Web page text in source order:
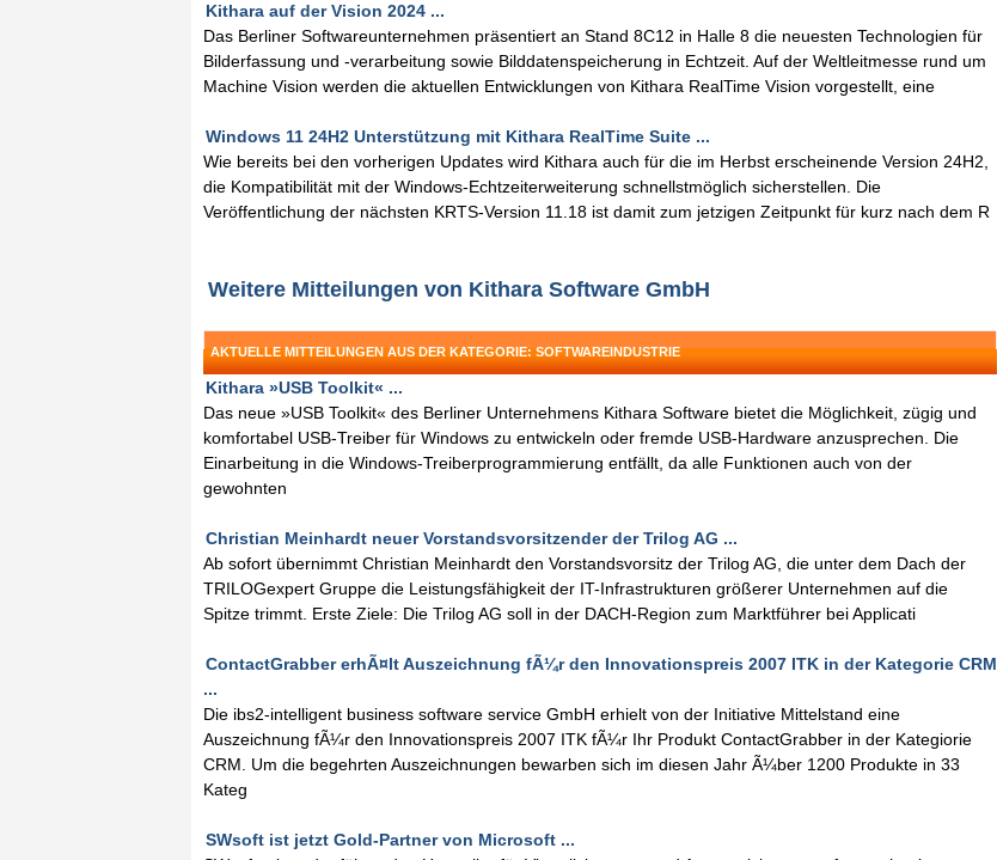
Kithara auf der Vision 2024 ...
Das Berliner Softwareunternehmen präsentiert an Stand 8C12 in Halle 8 die neuesten Technologien für
Bilderfassung und -verarbeitung sowie Bilddatenspeicherung in Echtzeit. Auf der Weltleitmesse rund um
Machine Vision werden die aktuellen Entwicklungen von Kithara RealTime Vision vorgestellt, eine
Windows 11 24H2 Unterstützung mit Kithara RealTime Suite ...
Wie bereits bei den vorherigen Updates wird Kithara auch für die im Herbst erscheinende Version 24H2,
die Kompatibilität mit der Windows-Echtzeiterweiterung schnellstmöglich sicherstellen. Die
Veröffentlichung der nächsten KRTS-Version 11.18 ist damit zum jetzigen Zeitpunkt für kurz nach dem R
Weitere Mitteilungen von Kithara Software GmbH
AKTUELLE MITTEILUNGEN AUS DER KATEGORIE: SOFTWAREINDUSTRIE
Kithara »USB Toolkit« ...
Das neue »USB Toolkit« des Berliner Unternehmens Kithara Software bietet die Möglichkeit, zügig und
komfortabel USB-Treiber für Windows zu entwickeln oder fremde USB-Hardware anzusprechen. Die
Einarbeitung in die Windows-Treiberprogrammierung entfällt, da alle Funktionen auch von der
gewohnten
Christian Meinhardt neuer Vorstandsvorsitzender der Trilog AG ...
Ab sofort übernimmt Christian Meinhardt den Vorstandsvorsitz der Trilog AG, die unter dem Dach der
TRILOGexpert Gruppe die Leistungsfähigkeit der IT-Infrastrukturen größerer Unternehmen auf die
Spitze trimmt. Erste Ziele: Die Trilog AG soll in der DACH-Region zum Marktführer bei Applicati
ContactGrabber erhÃ¤lt Auszeichnung fÃ¼r den Innovationspreis 2007 ITK in der Kategorie CRM
...
Die ibs2-intelligent business software service GmbH erhielt von der Initiative Mittelstand eine
Auszeichnung fÃ¼r den Innovationspreis 2007 ITK fÃ¼r Ihr Produkt ContactGrabber in der Kategiorie
CRM. Um die begehrten Auszeichnungen bewarben sich im diesen Jahr Ã¼ber 1200 Produkte in 33
Kateg
SWsoft ist jetzt Gold-Partner von Microsoft ...